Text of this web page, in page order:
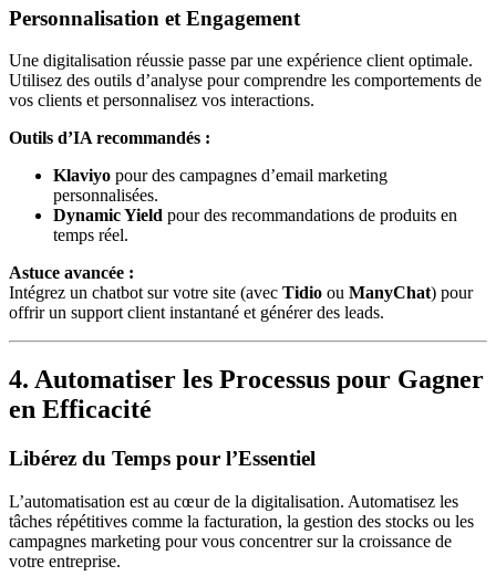
Personnalisation et Engagement
Une digitalisation réussie passe par une expérience client optimale.
Utilisez des outils d’analyse pour comprendre les comportements de
vos clients et personnalisez vos interactions.
Outils d’IA recommandés :
Klaviyo pour des campagnes d’email marketing
personnalisées.
Dynamic Yield pour des recommandations de produits en
temps réel.
Astuce avancée :
Intégrez un chatbot sur votre site (avec Tidio ou ManyChat) pour
offrir un support client instantané et générer des leads.
4. Automatiser les Processus pour Gagner
en Efficacité
Libérez du Temps pour l’Essentiel
L’automatisation est au cœur de la digitalisation. Automatisez les
tâches répétitives comme la facturation, la gestion des stocks ou les
campagnes marketing pour vous concentrer sur la croissance de
votre entreprise.